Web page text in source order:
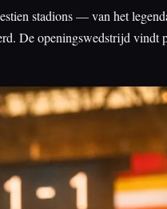
stadions — van het
De openingswedstrijd vindt